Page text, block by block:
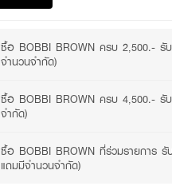
ซื้อ BOBBI BROWN ครบ 2,500.- รั
จำนวนจำกัด)
ซื้อ BOBBI BROWN ครบ 4,500.- รั
จำกัด)
ซื้อ BOBBI BROWN ที่ร่วมรายการ
แถมมีจำนวนจำกัด)